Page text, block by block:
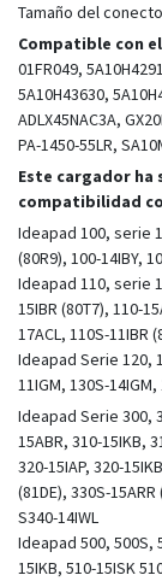
Tamaño del
Compatible con
01FR049,
5A10H43630,
ADLX45NAC3A,
PA-1450-55LR,
Este cargador
compatibilidad
Ideapad 100, serie
(80R9), 100-14IBY,
Ideapad 110, serie
15IBR (80T7), 110-
17ACL, 110S-11IBR
Ideapad Serie 120,
11IGM, 130S-
Ideapad Serie 300,
15ABR, 310-15IKB,
320-15IAP, 320-
(81DE), 330S-
S340-14IWL
Ideapad 500, 500S,
15IKB, 510-15ISK